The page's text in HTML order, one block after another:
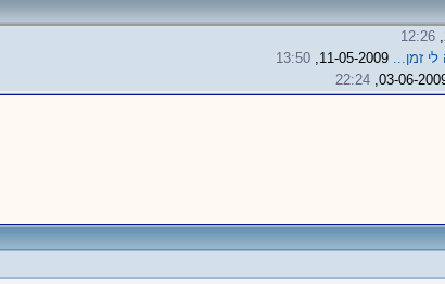
12:26
זמן...
13:50
22:24